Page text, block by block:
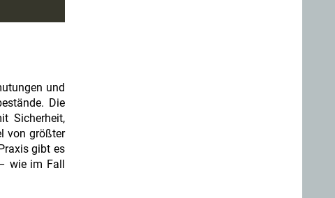
und
Die
Sicherheit,
von größter
gibt es
wie im Fall